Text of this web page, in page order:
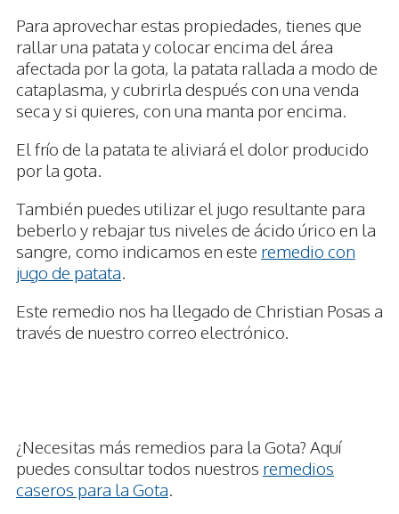
Para aprovechar estas propiedades, tienes que
rallar una patata y colocar encima del área
afectada por la gota, la patata rallada a modo de
cataplasma, y cubrirla después con una venda
seca y si quieres, con una manta por encima.
El frío de la patata te aliviará el dolor producido
por la gota.
También puedes utilizar el jugo resultante para
beberlo y rebajar tus niveles de ácido úrico en la
sangre, como indicamos en este remedio con
jugo de patata.
Este remedio nos ha llegado de Christian Posas a
través de nuestro correo electrónico.
¿Necesitas más remedios para la Gota? Aquí
puedes consultar todos nuestros remedios
caseros para la Gota.